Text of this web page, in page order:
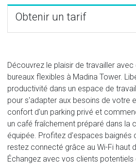
Obtenir un tarif
Découvrez le plaisir de travailler
bureaux flexibles à Madina Tower.
productivité dans un espace de
pour s'adapter aux besoins de votre
confort d'un parking privé et
un café fraîchement préparé dans la
équipée. Profitez d'espaces baignés
restez connecté grâce au Wi-Fi haut
Échangez avec vos clients